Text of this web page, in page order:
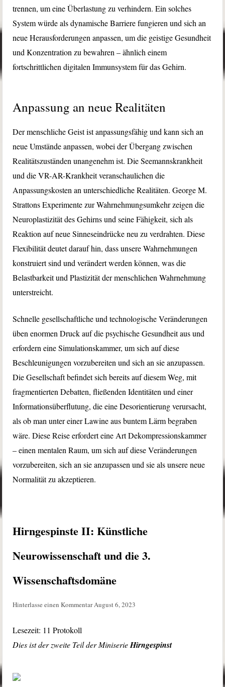
trennen, um eine Überlastung zu verhindern. Ein solches
System würde als dynamische Barriere fungieren und sich an
neue Herausforderungen anpassen, um die geistige Gesundheit
und Konzentration zu bewahren – ähnlich einem
fortschrittlichen digitalen Immunsystem für das Gehirn.
Anpassung an neue Realitäten
Der menschliche Geist ist anpassungsfähig und kann sich an
neue Umstände anpassen, wobei der Übergang zwischen
Realitätszuständen unangenehm ist. Die Seemannskrankheit
und die VR-AR-Krankheit veranschaulichen die
Anpassungskosten an unterschiedliche Realitäten. George M.
Strattons Experimente zur Wahrnehmungsumkehr zeigen die
Neuroplastizität des Gehirns und seine Fähigkeit, sich als
Reaktion auf neue Sinneseindrücke neu zu verdrahten. Diese
Flexibilität deutet darauf hin, dass unsere Wahrnehmungen
konstruiert sind und verändert werden können, was die
Belastbarkeit und Plastizität der menschlichen Wahrnehmung
unterstreicht.
Schnelle gesellschaftliche und technologische Veränderungen
üben enormen Druck auf die psychische Gesundheit aus und
erfordern eine Simulationskammer, um sich auf diese
Beschleunigungen vorzubereiten und sich an sie anzupassen.
Die Gesellschaft befindet sich bereits auf diesem Weg, mit
fragmentierten Debatten, fließenden Identitäten und einer
Informationsüberflutung, die eine Desorientierung verursacht,
als ob man unter einer Lawine aus buntem Lärm begraben
wäre. Diese Reise erfordert eine Art Dekompressionskammer
– einen mentalen Raum, um sich auf diese Veränderungen
vorzubereiten, sich an sie anzupassen und sie als unsere neue
Normalität zu akzeptieren.
Hirngespinste II: Künstliche
Neurowissenschaft und die 3.
Wissenschaftsdomäne
Hinterlasse einen KommentarAugust 6, 2023
Lesezeit: 11 Protokoll
Dies ist der zweite Teil der MiniserieHirngespinst